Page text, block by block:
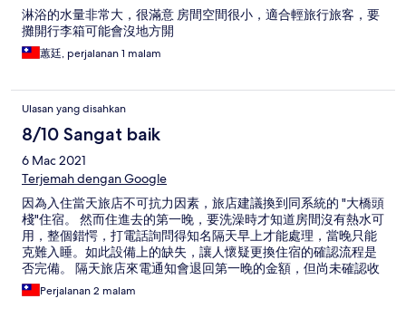
淋浴的水量非常大，很滿意 房間空間很小，適合輕旅行旅客，要
攤開行李箱可能會沒地方開
蕙廷, perjalanan 1 malam
Ulasan yang disahkan
8/10 Sangat baik
6 Mac 2021
Terjemah dengan Google
因為入住當天旅店不可抗力因素，旅店建議換到同系統的 "大橋頭
棧"住宿。 然而住進去的第一晚，要洗澡時才知道房間沒有熱水可
用，整個錯愕，打電話詢問得知名隔天早上才能處理，當晚只能
克難入睡。如此設備上的缺失，讓人懷疑更換住宿的確認流程是
否完備。 隔天旅店來電通知會退回第一晚的金額，但尚未確認收
到入帳返還。
Perjalanan 2 malam